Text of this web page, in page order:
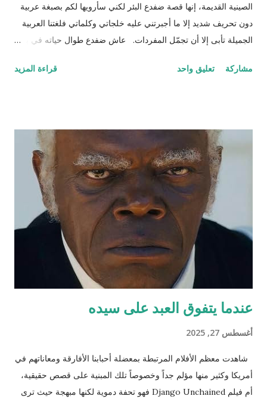
الصينية القديمة، إنها قصة ضفدع البئر لكني سأرويها لكم بصبغة عربية
دون تحريف شديد إلا ما أجبرتني عليه خلجاتي وكلماتي فلغتنا العربية
الجميلة تأبى إلا أن تجمّل المفردات. عاش ضفدع طوال حياته في بئر
وجمال السحاب وهو يمر مشكلاً لوحات بيضاء سريعة وبطيئة مثل
الضفدع. قالت السلحفاة : "كيف أنت اليوم أيها الضفدع؟" رد عليها وقد
نفخ أوداجه واخضر خضاره وقال: "أنا كما ترين أسبح في هذا الماء
الراكد الساكن الهادئ أمتع ناظري في الموج الذي أفتعله على مزاجي
وقدر حجمي وعندي من البيوت بعدد الحفر المنتشرة في جوانب البئر،
أختبئ فيها من المطر وكلما ارتفع منسوب الماء اعتليت بيتا (حفرة)
أعلى. طعامي كما تعلمين حشرات تائهة جذبها الماء الداكن ورائحته
المعتقة، تعالي واستمتعي معي لأخبرك عن تجارب...
مشاركة تعليق واحد قراءة المزيد
عندما يتفوق العبد على سيده
أغسطس 27, 2025
شاهدت معظم الأفلام المرتبطة بمعضلة أحبابنا الأفارقة ومعاناتهم في
أمريكا وكثير منها مؤلم جداً وخصوصاً تلك المبنية على قصص حقيقية،
أم فيلم Django Unchained فهو تحفة دموية لكنها مبهجة حيث ترى